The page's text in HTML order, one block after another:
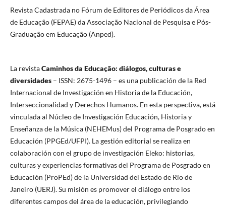
Revista Cadastrada no Fórum de Editores de Periódicos da Área
de Educação (FEPAE) da Associação Nacional de Pesquisa e Pós-
Graduação em Educação (Anped).
La revistaCaminhos da Educação: diálogos, culturas e
diversidades– ISSN: 2675-1496 – es una publicación de la Red
Internacional de Investigación en Historia de la Educación,
Interseccionalidad y Derechos Humanos. En esta perspectiva, está
vinculada al Núcleo de Investigación Educación, Historia y
Enseñanza de la Música (NEHEMus) del Programa de Posgrado en
Educación (PPGEd/UFPI). La gestión editorial se realiza en
colaboración con el grupo de investigación Eleko: historias,
culturas y experiencias formativas del Programa de Posgrado en
Educación (ProPEd) de la Universidad del Estado de Río de
Janeiro (UERJ). Su misión es promover el diálogo entre los
diferentes campos del área de la educación, privilegiando